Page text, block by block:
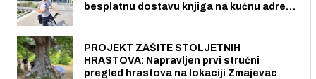
besplatnu dostavu knjiga na kućnu adresu
PROJEKT ZAŠITE STOLJETNIH
HRASTOVA: Napravljen prvi stručni
pregled hrastova na lokaciji Zmajevac